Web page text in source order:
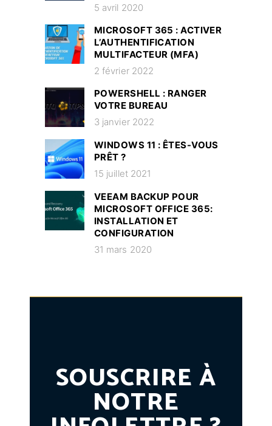
5 avril 2020
MICROSOFT 365 : ACTIVER
L’AUTHENTIFICATION
MULTIFACTEUR (MFA)
2 février 2022
POWERSHELL : RANGER
VOTRE BUREAU
3 janvier 2022
WINDOWS 11 : ÊTES-VOUS
PRÊT ?
15 juillet 2021
VEEAM BACKUP POUR
MICROSOFT OFFICE 365:
INSTALLATION ET
CONFIGURATION
31 mars 2020
SOUSCRIRE À
NOTRE